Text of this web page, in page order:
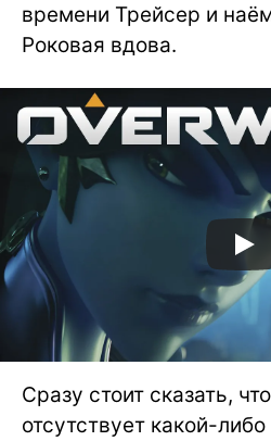
времени Трейсер и
Роковая вдова.
Сразу стоит сказать,
отсутствует какой-либо